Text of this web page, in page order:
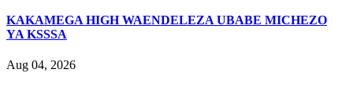
KAKAMEGA HIGH WAENDELEZA UBABE MICHEZO
YA KSSSA
Aug 04, 2026